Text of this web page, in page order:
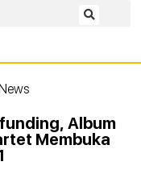
Album
Membuka